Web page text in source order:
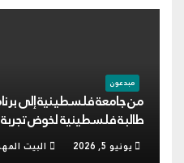
مبدعون
من جامعة فلسطينية إلى
طالبة فلسطينية لخوض تجربة
يونيو 5, 2026 البيت